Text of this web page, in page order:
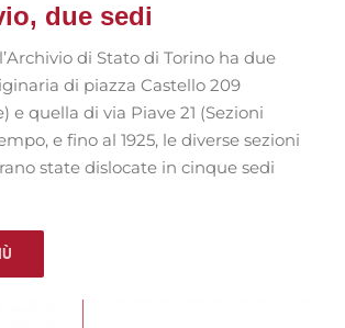
due sedi
di Stato di Torino ha due
di piazza Castello 209
e quella di via Piave 21 (Sezioni
e fino al 1925, le diverse sezioni
state dislocate in cinque sedi